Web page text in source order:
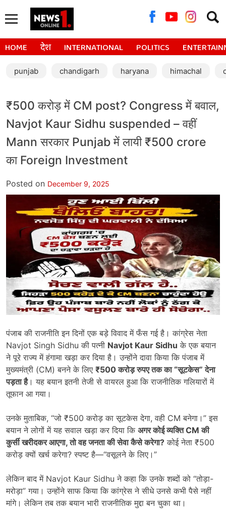
for:
HOME देश INTERNATIONAL POLITICS
punjab chandigarh haryana himachal
₹500 करोड़ में CM post? Congress में बवाल,
Navjot Kaur Sidhu suspended – वहीं
Mann सरकार Punjab में लायी ₹500 crore
का Foreign Investment
Posted on December 9, 2025
पंजाब की राजनीति इन दिनों एक बड़े विवाद में फँस गई है। कांग्रेस नेता
Navjot Singh Sidhu की पत्नी Navjot Kaur Sidhu के एक बयान
ने पूरे राज्य में हंगामा खड़ा कर दिया है। उन्होंने दावा किया कि पंजाब में
मुख्यमंत्री (CM) बनने के लिए ₹500करोड़ रुपए तक का “सूटकेस”देना
पड़ता है। यह बयान इतनी तेजी से वायरल हुआ कि राजनीतिक गलियारों में
तूफान आ गया।
उनके मुताबिक, “जो ₹500 करोड़ का सूटकेस देगा, वही CM बनेगा।” इस
बयान ने लोगों में यह सवाल खड़ा कर दिया कि अगर कोई व्यक्तिCMकी
कुर्सी खरीदकर आएगा,तो वह जनता की सेवा कैसे करेगा? कोई नेता ₹500
करोड़ क्यों खर्च करेगा? स्पष्ट है—“वसूलने के लिए।”
लेकिन बाद में Navjot Kaur Sidhu ने कहा कि उनके शब्दों को “तोड़ा-
मरोड़ा” गया। उन्होंने साफ किया कि कांग्रेस ने सीधे उनसे कभी पैसे नहीं
मांगे। लेकिन तब तक बयान भारी राजनीतिक मुद्दा बन चुका था।